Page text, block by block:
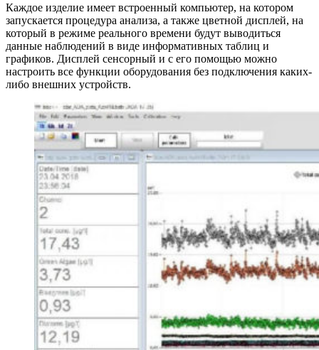
Каждое изделие имеет встроенный компьютер, на котором
запускается процедура анализа, а также цветной дисплей, на
который в режиме реального времени будут выводиться
данные наблюдений в виде информативных таблиц и
графиков. Дисплей сенсорный и с его помощью можно
настроить все функции оборудования без подключения каких-
либо внешних устройств.